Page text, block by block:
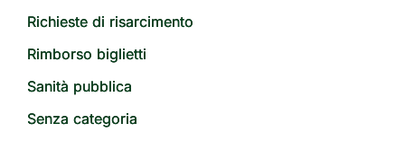
Richieste di risarcimento
Rimborso biglietti
Sanità pubblica
Senza categoria